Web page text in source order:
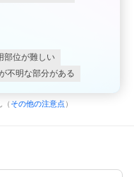
部位が難しい
不明な部分がある
（ その他の注意点 ）